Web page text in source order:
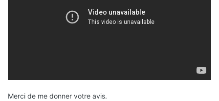
Merci de me donner votre avis.